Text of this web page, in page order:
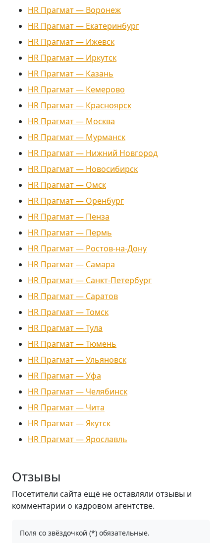
HR Прагмат — Воронеж
HR Прагмат — Екатеринбург
HR Прагмат — Ижевск
HR Прагмат — Иркутск
HR Прагмат — Казань
HR Прагмат — Кемерово
HR Прагмат — Красноярск
HR Прагмат — Москва
HR Прагмат — Мурманск
HR Прагмат — Нижний Новгород
HR Прагмат — Новосибирск
HR Прагмат — Омск
HR Прагмат — Оренбург
HR Прагмат — Пенза
HR Прагмат — Пермь
HR Прагмат — Ростов-на-Дону
HR Прагмат — Самара
HR Прагмат — Санкт-Петербург
HR Прагмат — Саратов
HR Прагмат — Томск
HR Прагмат — Тула
HR Прагмат — Тюмень
HR Прагмат — Ульяновск
HR Прагмат — Уфа
HR Прагмат — Челябинск
HR Прагмат — Чита
HR Прагмат — Якутск
HR Прагмат — Ярославль
Отзывы
Посетители сайта ещё не оставляли отзывы и
комментарии о кадровом агентстве.
Поля со звёздочкой (*) обязательные.